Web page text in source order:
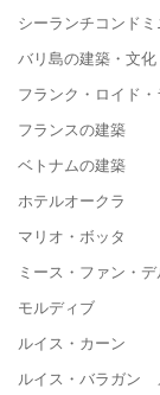
シーランチコンド
バリ島の建築・文化
フランク・ロイド
フランスの建築
ベトナムの建築
ホテルオークラ
マリオ・ボッタ
ミース・ファン・
モルディブ
ルイス・カーン
ルイス・バラガン